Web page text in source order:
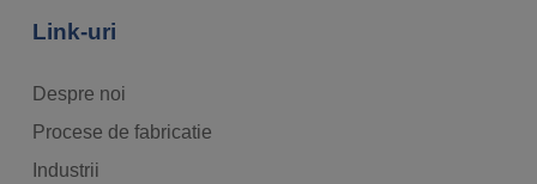
Link-uri
Despre noi
Procese de fabricatie
Industrii